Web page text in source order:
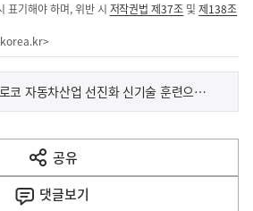
표기해야 하며, 위반 시 저작권법 제37조 및제138조
>
한국기술교육대, 모로코 자동차산업 선진화 신기술 훈련으로 앞당긴다
공유
열
기
댓글보기